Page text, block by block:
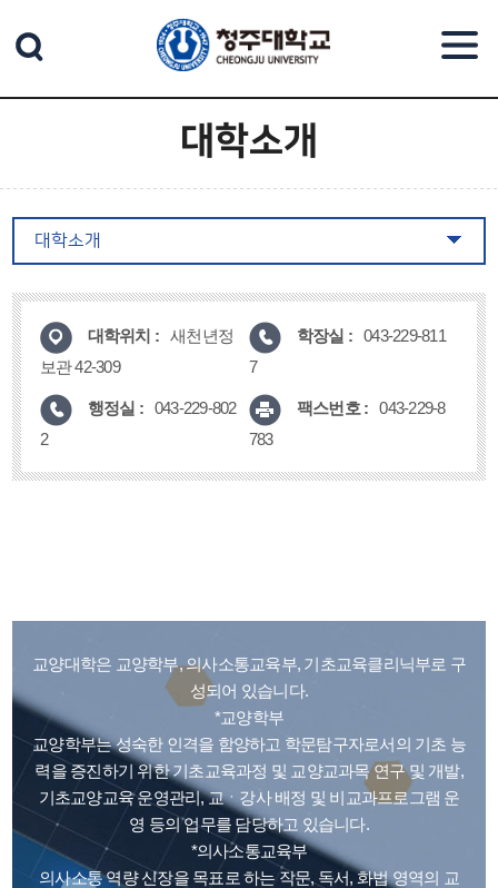
대학소개
대학소개
대학위치 : 새천년정
보관 42-309
학장실 :
043-229-811
7
행정실 : 043-229-802
2
팩스번호 :
043-229-8
783
교양대학은 교양학부, 의사소통교육부, 기초교육클리닉부로 구
성되어 있습니다.
*교양학부
교양학부는 성숙한 인격을 함양하고 학문탐구자로서의 기초 능
력을 증진하기 위한 기초교육과정 및 교양교과목 연구 및 개발,
기초교양교육 운영관리, 교ㆍ강사 배정 및 비교과프로그램 운
영 등의 업무를 담당하고 있습니다.
*의사소통교육부
의사소통 역량 신장을 목표로 하는 작문, 독서, 화법 영역의 교